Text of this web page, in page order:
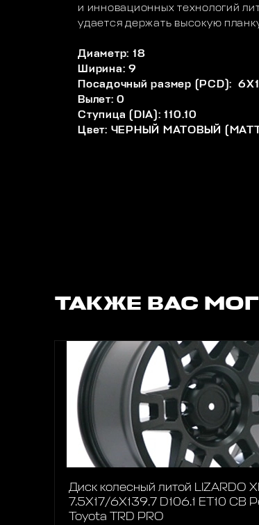
и инновационных технологий
удается держать высокую
Диаметр: 18
Ширина: 9
Посадочный размер (PCD):
Вылет: 0
Ступица (DIA): 110.10
Цвет: ЧЕРНЫЙ МАТОВЫЙ (MATT
ТАКЖЕ ВАС
Диск колесный литой LIZARDO
7.5X17/6X139.7 D106.1 ET10 CB
Toyota TRD PRO